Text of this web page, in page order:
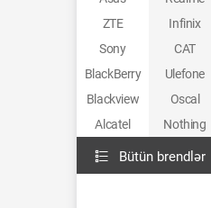
ZTE
Infinix
Sony
CAT
BlackBerry
Ulefone
Blackview
Oscal
Alcatel
Nothing
Bütün brendlər